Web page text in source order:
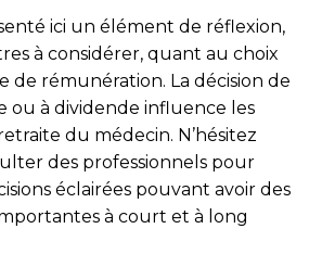
ici un élément de réflexion,
à considérer, quant au choix
de rémunération. La décision de
ou à dividende influence les
du médecin. N’hésitez
des professionnels pour
éclairées pouvant avoir des
à court et à long